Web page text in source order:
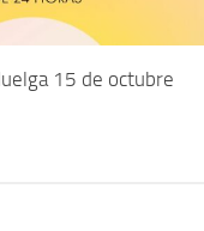
15 de octubre